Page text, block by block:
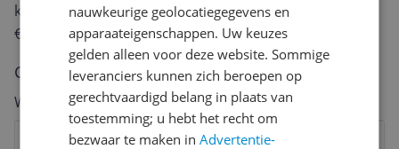
keuze te maken én maak je iedere maand kans op
€250,-!
Klik hier voor de actievoorwaarden.
Cijfer
Welk cijfer geef jij dit product?
7
6
5
4
3
2
nauwkeurige geolocatiegegevens en
apparaateigenschappen. Uw keuzes
gelden alleen voor deze website. Sommige
leveranciers kunnen zich beroepen op
gerechtvaardigd belang in plaats van
toestemming; u hebt het recht om
bezwaar te maken inAdvertentie-